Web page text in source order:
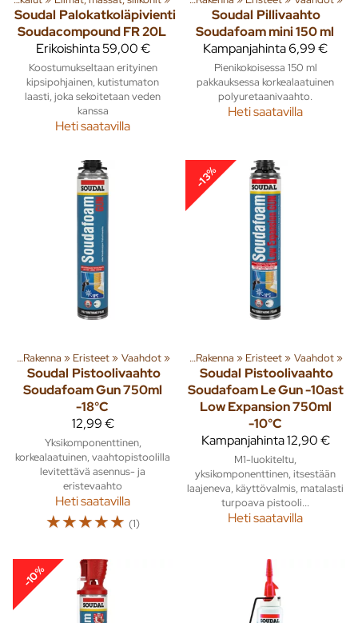
Soudal Palokatkoläpivienti
Soudacompound FR 20L
Erikoishinta59,00 €
Koostumukseltaan erityinen
kipsipohjainen, kutistumaton
laasti, joka sekoitetaan veden
kanssa
Heti saatavilla
Soudal Pillivaahto
Soudafoam mini 150 ml
Kampanjahinta6,99 €
Pienikokoisessa 150 ml
pakkauksessa korkealaatuinen
polyuretaanivaahto.
Heti saatavilla
‪»Rakenna ‪» Eristeet‪» Vaahdot‪»
Soudal Pistoolivaahto
Soudafoam Gun 750ml
-18°C
12,99 €
Yksikomponenttinen,
korkealaatuinen, vaahtopistoolilla
levitettävä asennus- ja
eristevaahto
Heti saatavilla
☆☆☆☆☆ (1)
-13%
Tuoteryhmiä ja tuotteita ‪»Rakenna ‪» Eristeet‪» Vaahdot‪»
Soudal Pistoolivaahto
Soudafoam Le Gun -10ast
Low Expansion 750ml
-10°C
Kampanjahinta12,90 €
M1-luokiteltu,
yksikomponenttinen, itsestään
laajeneva, käyttövalmis, matalasti
turpoava pistooli...
Heti saatavilla
-10%